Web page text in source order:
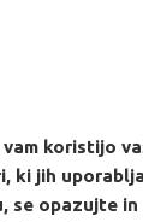
koristijo
ki jih
se opazujte